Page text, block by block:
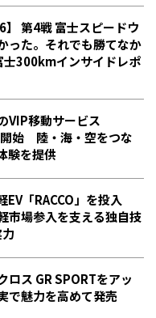
】 第4戦 富士スピードウ
た。それでも勝てなか
士300kmインサイドレポ
VIP移動サービス
開始 陸・海・空をつな
験を提供
EV「RACCO」を投入
市場参入を支える独自技
ロス GR SPORTをアッ
魅力を高めて発売